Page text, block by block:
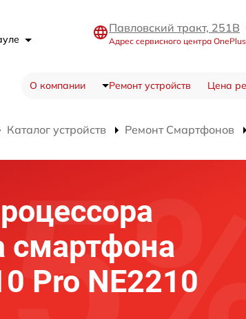
Павловский тракт, 251В
Адрес сервисного центра OnePlus
О компании Ремонт устройств Цена
Каталог устройств Ремонт Смартфонов
смартфона
Pro NE2210